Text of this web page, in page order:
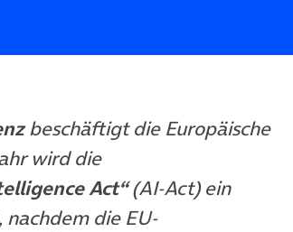
beschäftigt die Europäische
Tab)
wird die
Act“(AI-Act)ein
die EU-